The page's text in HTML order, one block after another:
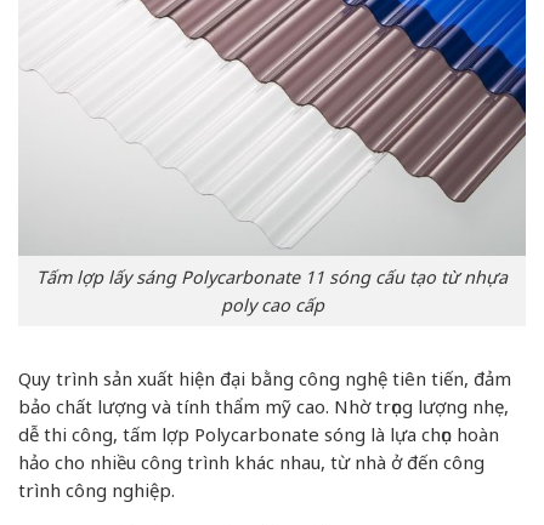
Tấm lợp lấy sáng Polycarbonate 11 sóng cấu tạo từ nhựa
poly cao cấp
Quy trình sản xuất hiện đại bằng công nghệ tiên tiến, đảm
bảo chất lượng và tính thẩm mỹ cao. Nhờ trọng lượng nhẹ,
dễ thi công, tấm lợp Polycarbonate sóng là lựa chọn hoàn
hảo cho nhiều công trình khác nhau, từ nhà ở đến công
trình công nghiệp.